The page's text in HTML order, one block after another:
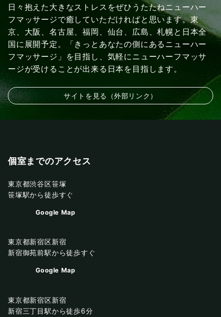
日々抱えた大きなストレスをぜひうたたねニューハー
フマッサージで癒していただければと思います。東
京、大阪、名古屋、福岡、仙台、広島、札幌と日本全
国に展開予定。「きっとあなたの側にあるニューハー
フマッサージ」を目指し、気軽にニューハーフマッサ
ージが受けることが出来る日本を目指します。
サイトを見る（外部リンク）
個室までのアクセス
東京都渋谷区笹塚
笹塚駅から徒歩すぐ
Google Map
東京都新宿区新宿
新宿御苑前駅から徒歩すぐ
Google Map
東京都新宿区新宿
新宿三丁目駅から徒歩6分